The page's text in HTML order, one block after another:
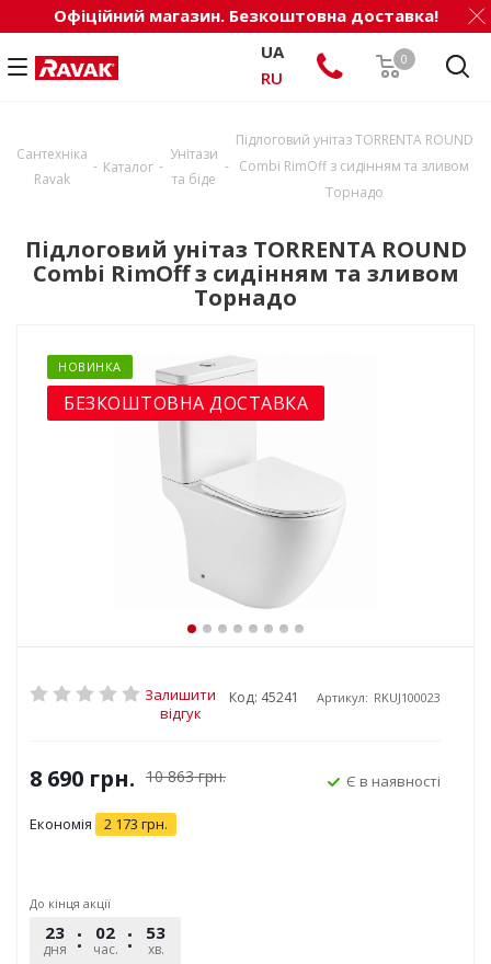
Офіційний магазин. Безкоштовна доставка!
0
UA
RU
Сантехніка
Ravak
- Каталог -
Унітази
та біде
-
Підлоговий унітаз TORRENTA ROUND
Combi RimOff з сидінням та зливом
Торнадо
Підлоговий унітаз TORRENTA ROUND
Combi RimOff з сидінням та зливом
Торнадо
НОВИНКА
БЕЗКОШТОВНА ДОСТАВКА
Залишити
відгук
Код: 45241 Артикул: RKUJ100023
8 690 грн. 10 863грн.
Економія 2 173 грн.
Є в наявності
До кінця акції
23
дня
02
час.
53
хв.